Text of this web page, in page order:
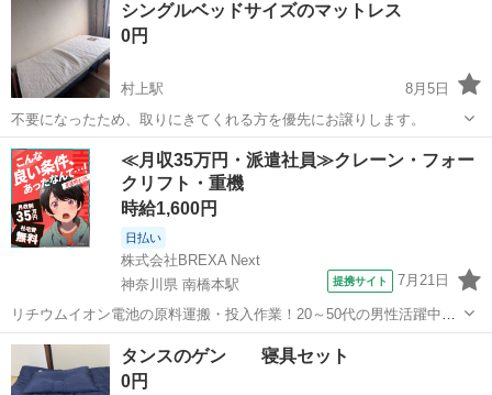
シングルベッドサイズのマットレス
0円
村上駅
8月5日
不要になったため、取りにきてくれる方を優先にお譲りします。
千葉 八千代市 村上駅 寝具
≪月収35万円・派遣社員≫クレーン・フォー
クリフト・重機
時給1,600円
日払い
株式会社BREXA Next
神奈川県 南橋本駅
提携サイト 7月21日
リチウムイオン電池の原料運搬・投入作業！20～50代の男性活躍中★
ワンルーム寮完備！赴任旅費会社負担！年間休日130日★フォークリフ
ト免許お持ちの方、活躍中！就業先食堂利用可★《神奈川県相模原
市》 人気の工場のお仕事 ◇電...
神奈川 相模原市 南橋本駅 その他
タンスのゲン 寝具セット
0円